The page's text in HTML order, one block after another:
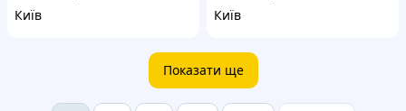
Київ
Київ
Показати ще